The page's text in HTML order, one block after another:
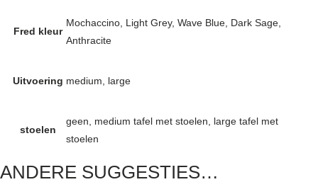
Fred kleur
Mochaccino, Light Grey, Wave Blue, Dark Sage,
Anthracite
Uitvoering medium, large
stoelen
geen, medium tafel met stoelen, large tafel met
stoelen
ANDERE SUGGESTIES…